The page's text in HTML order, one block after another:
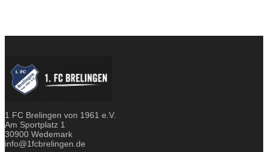
1 FC Brelingen von 1961 e.V.
Am Sportplatz 1
30900 Wedemark
info@1fcbrelingen.de